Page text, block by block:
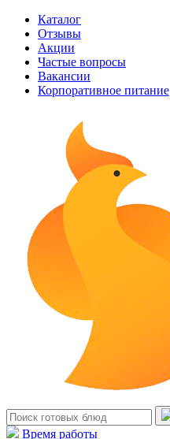
Каталог
Отзывы
Акции
Частые вопросы
Вакансии
Корпоративное питание
Время работы